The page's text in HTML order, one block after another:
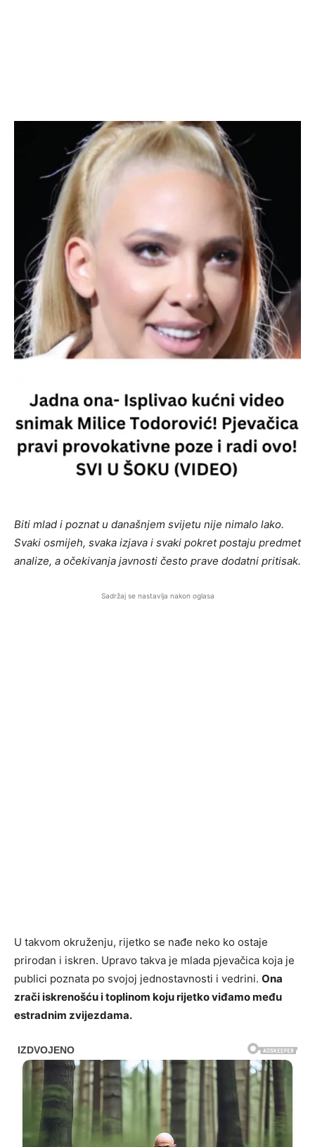
Biti mlad i poznat u današnjem svijetu nije nimalo lako.
Svaki osmijeh, svaka izjava i svaki pokret postaju predmet
analize, a očekivanja javnosti često prave dodatni pritisak.
Sadržaj se nastavlja nakon oglasa
U takvom okruženju, rijetko se nađe neko ko ostaje
prirodan i iskren. Upravo takva je mlada pjevačica koja je
publici poznata po svojoj jednostavnosti i vedrini. Ona
zrači iskrenošću i toplinom koju rijetko viđamo među
estradnim zvijezdama.